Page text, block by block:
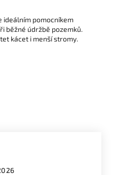
ideálním pomocníkem
běžné údržbě pozemků.
kácet i menší stromy.